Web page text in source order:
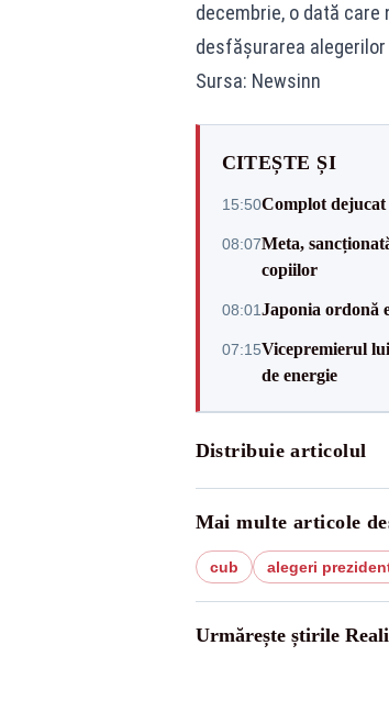
decembrie, o dată
desfăşurarea alegerilor
Sursa: Newsinn
CITEȘTE ȘI
15:50Complot dejucat
08:07Meta,
copiilor
08:01Japonia ordonă
07:15Vicepremierul
de energie
Distribuie articolul
Mai multe articole
cub alegeri
Urmărește știrile